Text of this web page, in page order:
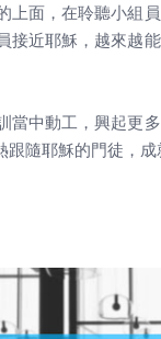
面，在聆聽小組
近耶穌，越來越
中動工，興起更
隨耶穌的門徒，成